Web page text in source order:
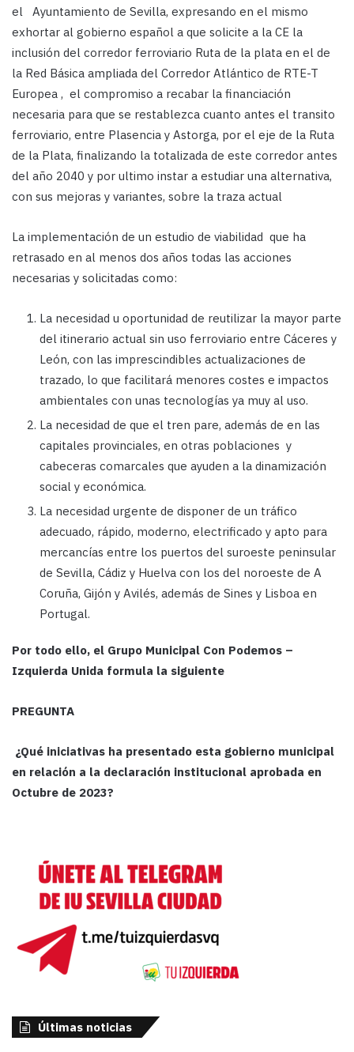
el Ayuntamiento de Sevilla, expresando en el mismo
exhortar al gobierno español a que solicite a la CE la
inclusión del corredor ferroviario Ruta de la plata en el de
la Red Básica ampliada del Corredor Atlántico de RTE-T
Europea , el compromiso a recabar la financiación
necesaria para que se restablezca cuanto antes el transito
ferroviario, entre Plasencia y Astorga, por el eje de la Ruta
de la Plata, finalizando la totalizada de este corredor antes
del año 2040 y por ultimo instar a estudiar una alternativa,
con sus mejoras y variantes, sobre la traza actual
La implementación de un estudio de viabilidad que ha
retrasado en al menos dos años todas las acciones
necesarias y solicitadas como:
La necesidad u oportunidad de reutilizar la mayor parte
del itinerario actual sin uso ferroviario entre Cáceres y
León, con las imprescindibles actualizaciones de
trazado, lo que facilitará menores costes e impactos
ambientales con unas tecnologías ya muy al uso.
La necesidad de que el tren pare, además de en las
capitales provinciales, en otras poblaciones y
cabeceras comarcales que ayuden a la dinamización
social y económica.
La necesidad urgente de disponer de un tráfico
adecuado, rápido, moderno, electrificado y apto para
mercancías entre los puertos del suroeste peninsular
de Sevilla, Cádiz y Huelva con los del noroeste de A
Coruña, Gijón y Avilés, además de Sines y Lisboa en
Portugal.
Por todo ello, el Grupo Municipal Con Podemos –
Izquierda Unida formula la siguiente
PREGUNTA
¿Qué iniciativas ha presentado esta gobierno municipal
en relación a la declaración institucional aprobada en
Octubre de 2023?
Últimas noticias